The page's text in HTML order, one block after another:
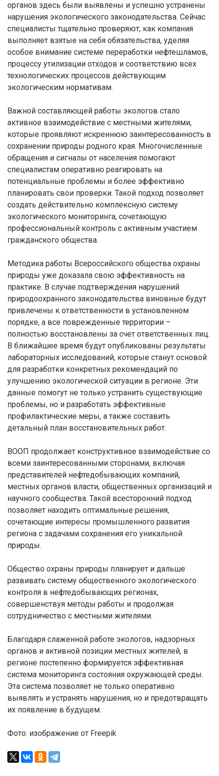
органов здесь были выявлены и успешно устранены
нарушения экологического законодательства. Сейчас
специалисты тщательно проверяют, как компания
выполняет взятые на себя обязательства, уделяя
особое внимание системе переработки нефтешламов,
процессу утилизации отходов и соответствию всех
технологических процессов действующим
экологическим нормативам.
Важной составляющей работы экологов стало
активное взаимодействие с местными жителями,
которые проявляют искреннюю заинтересованность в
сохранении природы родного края. Многочисленные
обращения и сигналы от населения помогают
специалистам оперативно реагировать на
потенциальные проблемы и более эффективно
планировать свои проверки. Такой подход позволяет
создать действительно комплексную систему
экологического мониторинга, сочетающую
профессиональный контроль с активным участием
гражданского общества.
Методика работы Всероссийского общества охраны
природы уже доказала свою эффективность на
практике. В случае подтверждения нарушений
природоохранного законодательства виновные будут
привлечены к ответственности в установленном
порядке, а все поврежденные территории –
полностью восстановлены за счет ответственных лиц.
В ближайшее время будут опубликованы результаты
лабораторных исследований, которые станут основой
для разработки конкретных рекомендаций по
улучшению экологической ситуации в регионе. Эти
данные помогут не только устранить существующие
проблемы, но и разработать эффективные
профилактические меры, а также составить
детальный план восстановительных работ.
ВООП продолжает конструктивное взаимодействие со
всеми заинтересованными сторонами, включая
представителей нефтедобывающих компаний,
местных органов власти, общественных организаций и
научного сообщества. Такой всесторонний подход
позволяет находить оптимальные решения,
сочетающие интересы промышленного развития
региона с задачами сохранения его уникальной
природы.
Общество охраны природы планирует и дальше
развивать систему общественного экологического
контроля в нефтедобывающих регионах,
совершенствуя методы работы и продолжая
сотрудничество с местными жителями.
Благодаря слаженной работе экологов, надзорных
органов и активной позиции местных жителей, в
регионе постепенно формируется эффективная
система мониторинга состояния окружающей среды.
Эта система позволяет не только оперативно
выявлять и устранять нарушения, но и предотвращать
их появление в будущем.
Фото: изображение от Freepik